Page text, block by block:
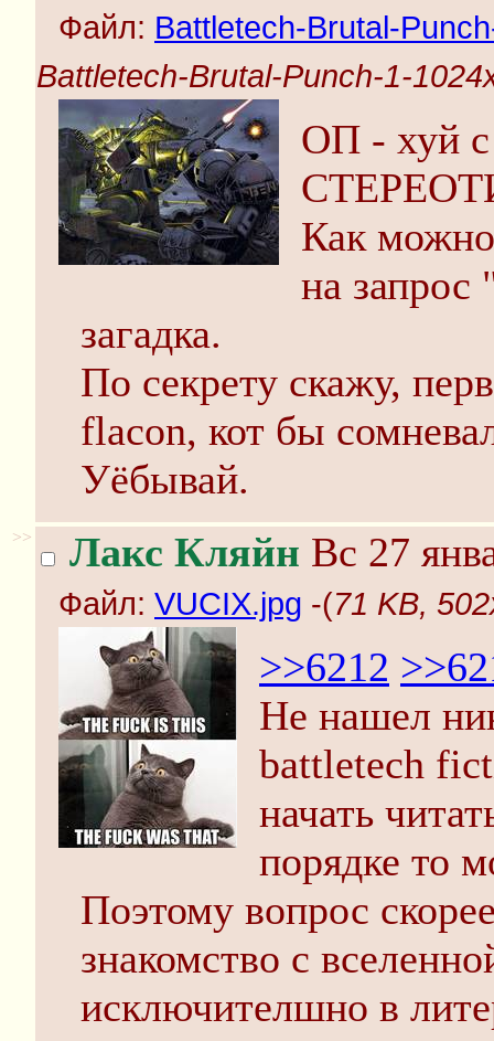
Файл: Battletech-Brutal-
Battletech-Brutal-Punch-1-
ОП - хуй
Как можно
на запрос
загадка.
По секрету скажу,
flacon, кот бы
Уёбывай.
>> Лакс Кляйн Вс 27
Файл: VUCIX.jpg -(71 KB,
>>6212
Не нашел
battletech
начать
порядке то
Поэтому вопрос
знакомство с
исключителшно в